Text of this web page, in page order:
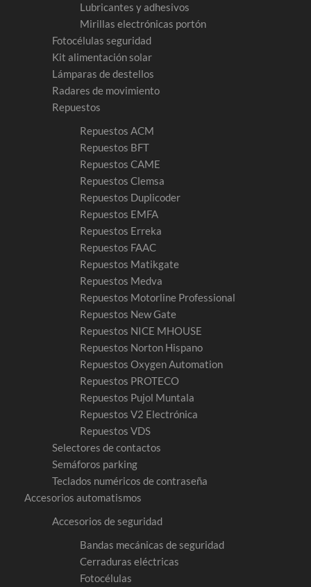
Lubricantes y adhesivos
Mirillas electrónicas portón
Fotocélulas seguridad
Kit alimentación solar
Lámparas de destellos
Radares de movimiento
Repuestos
Repuestos ACM
Repuestos BFT
Repuestos CAME
Repuestos Clemsa
Repuestos Duplicoder
Repuestos EMFA
Repuestos Erreka
Repuestos FAAC
Repuestos Matikgate
Repuestos Medva
Repuestos Motorline Professional
Repuestos New Gate
Repuestos NICE MHOUSE
Repuestos Norton Hispano
Repuestos Oxygen Automation
Repuestos PROTECO
Repuestos Pujol Muntala
Repuestos V2 Electrónica
Repuestos VDS
Selectores de contactos
Semáforos parking
Teclados numéricos de contraseña
Accesorios automatismos
Accesorios de seguridad
Bandas mecánicas de seguridad
Cerraduras eléctricas
Fotocélulas